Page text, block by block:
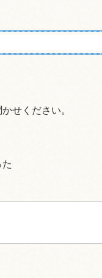
せください。